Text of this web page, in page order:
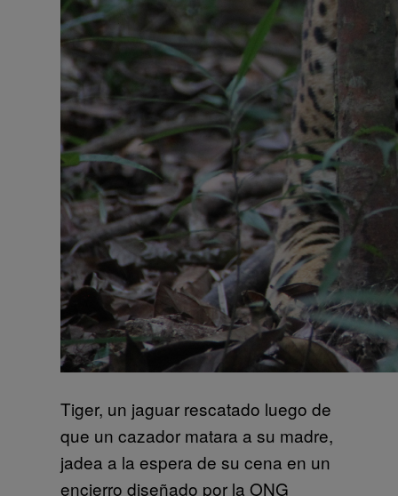
Tiger, un jaguar rescatado luego de
que un cazador matara a su madre,
jadea a la espera de su cena en un
encierro diseñado por la ONG